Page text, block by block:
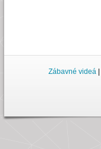
Zábavné videá |